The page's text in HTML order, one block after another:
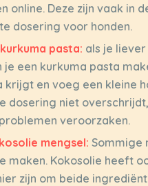
online. Deze zijn vaak in
dosering voor honden.
pasta: als je
je een kurkuma pasta
krijgt en voeg een kleine
dosering niet
veroorzaken.
mengsel: Sommige
maken. Kokosolie heeft
zijn om beide